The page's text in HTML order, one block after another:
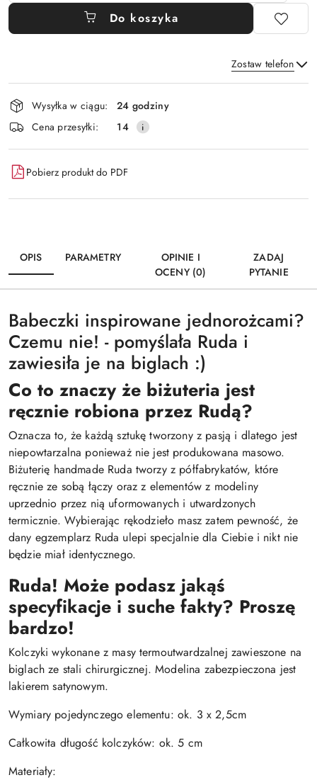
Do koszyka
Zostaw telefon
Wyślij
Dostępność
i
dostawa
Wysyłka w ciągu:
24 godziny
Cena przesyłki:
14
Pobierz produkt do PDF
OPIS PARAMETRY
OPINIE I
OCENY (0)
ZADAJ
PYTANIE
Babeczki inspirowane jednorożcami?
Czemu nie! - pomyślała Ruda i
zawiesiła je na biglach :)
Co to znaczy że biżuteria jest
ręcznie robiona przez Rudą?
Oznacza to, że każdą sztukę tworzony z pasją i dlatego jest
niepowtarzalna ponieważ nie jest produkowana masowo.
Biżuterię handmade Ruda tworzy z półfabrykatów, które
ręcznie ze sobą łączy oraz z elementów z modeliny
uprzednio przez nią uformowanych i utwardzonych
termicznie. Wybierając rękodzieło masz zatem pewność, że
dany egzemplarz Ruda ulepi specjalnie dla Ciebie i nikt nie
będzie miał identycznego.
Ruda! Może podasz jakąś
specyfikacje i suche fakty? Proszę
bardzo!
Kolczyki wykonane z masy termoutwardzalnej zawieszone na
biglach ze stali chirurgicznej. Modelina zabezpieczona jest
lakierem satynowym.
Wymiary pojedynczego elementu: ok. 3 x 2,5cm
Całkowita długość kolczyków: ok. 5 cm
Materiały: